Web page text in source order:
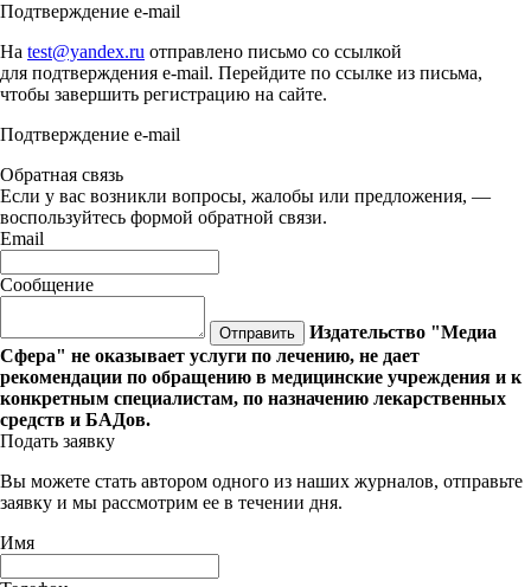
Подтверждение e-mail
На test@yandex.ru отправлено письмо со ссылкой
для подтверждения e-mail. Перейдите по ссылке из письма,
чтобы завершить регистрацию на сайте.
Подтверждение e-mail
Обратная связь
Если у вас возникли вопросы, жалобы или предложения, —
воспользуйтесь формой обратной связи.
Email
Сообщение
Отправить
Издательство "Медиа
Сфера" не оказывает услуги по лечению, не дает
рекомендации по обращению в медицинские учреждения и к
конкретным специалистам, по назначению лекарственных
средств и БАДов.
Подать заявку
Вы можете стать автором одного из наших журналов, отправьте
заявку и мы рассмотрим ее в течении дня.
Имя